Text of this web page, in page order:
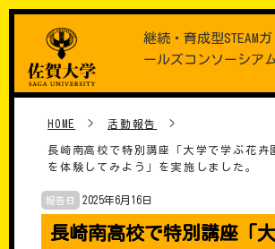
content
継続・育成型STEAMガ
ールズコンソーシア
HOME > 活動報告 >
長崎南高校で特別講座「大学で学ぶ花卉
を体験してみよう」を実施しました。
報告日 2025年6月16日
長崎南高校で特別講座「